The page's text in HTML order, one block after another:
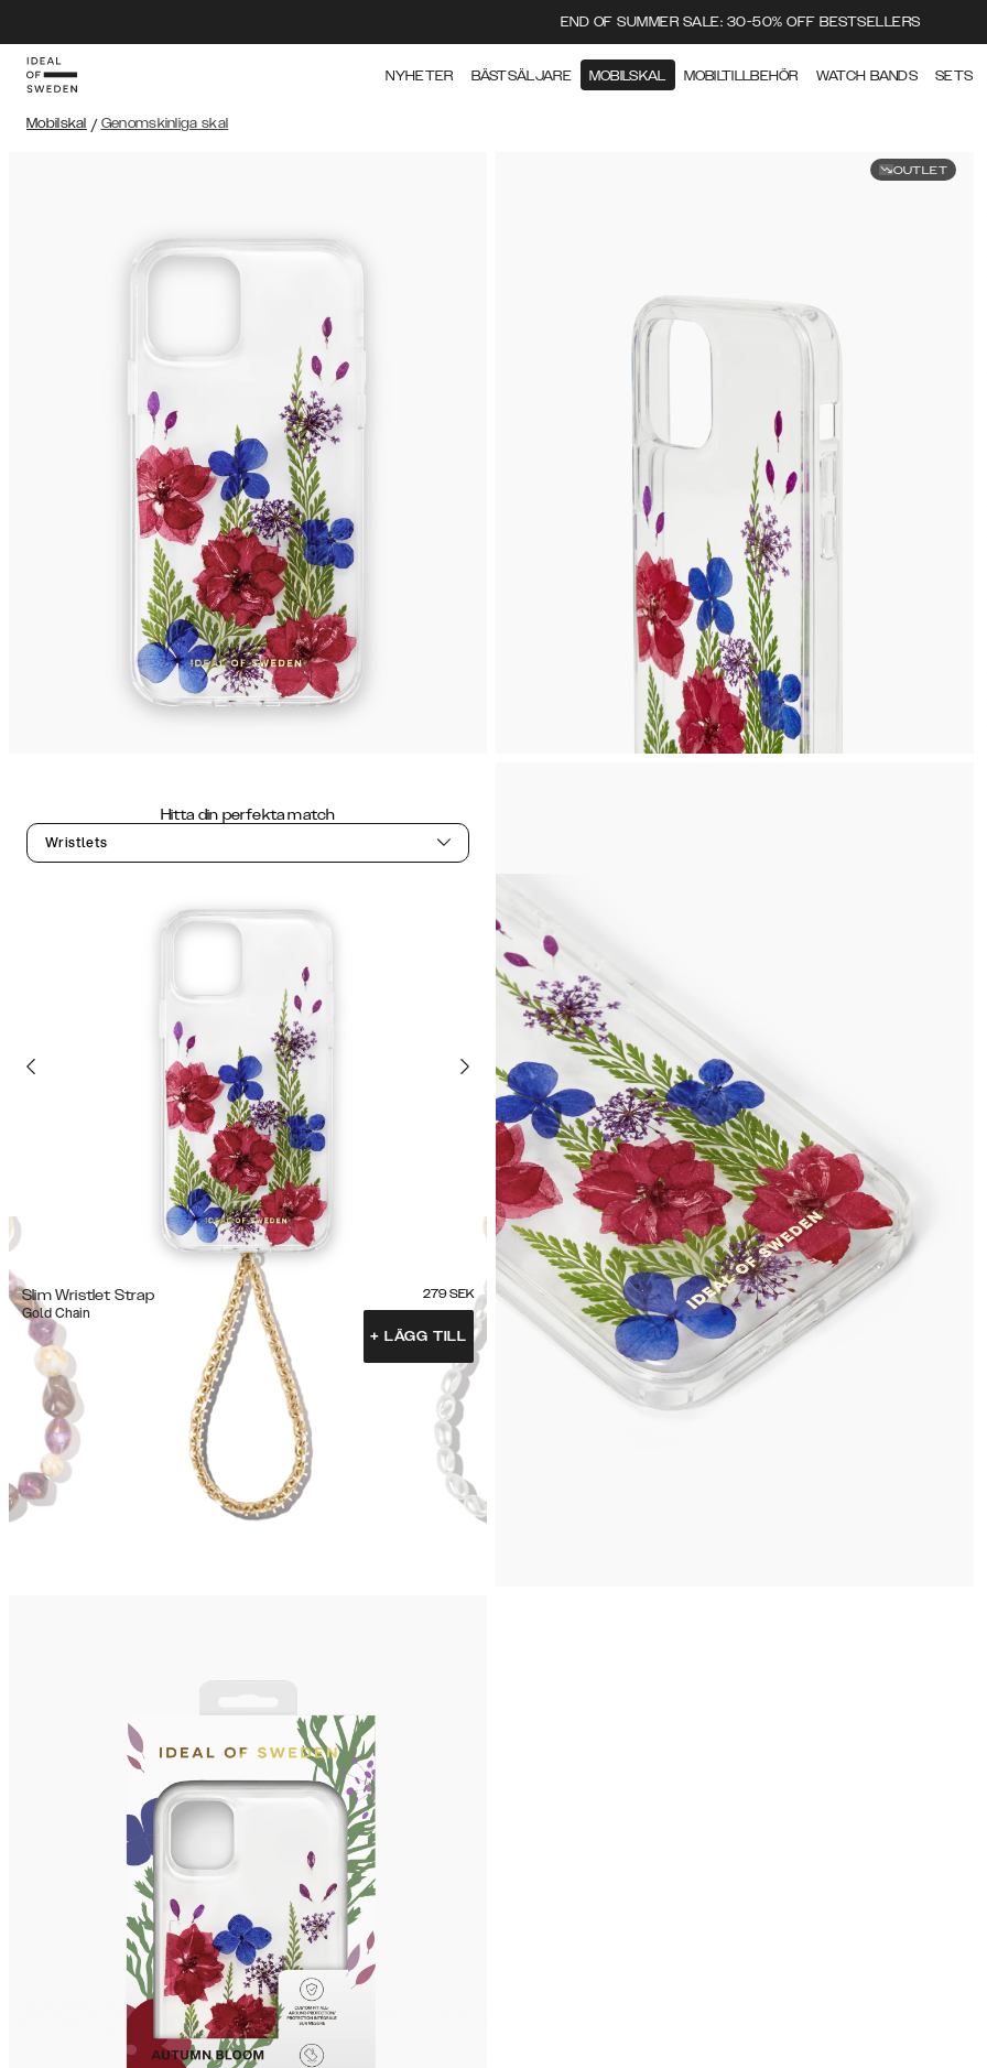
END OF SUMMER SALE: 30-50% OFF BESTSELLERS
NYHETER BÄSTSÄLJARE MOBILSKAL MOBILTILLBEHÖR WATCH BANDS SETS
Mobilskal / Genomskinliga skal
OUTLET
Hitta din perfekta match
Wristlets
Slim Wristlet Strap
Gold Chain
279 SEK
+ LÄGG TILL